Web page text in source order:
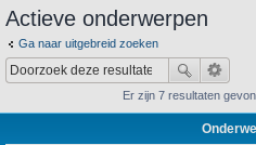
Actieve onderwerpen
Ga naar uitgebreid zoeken
Er zijn 7 resultaten